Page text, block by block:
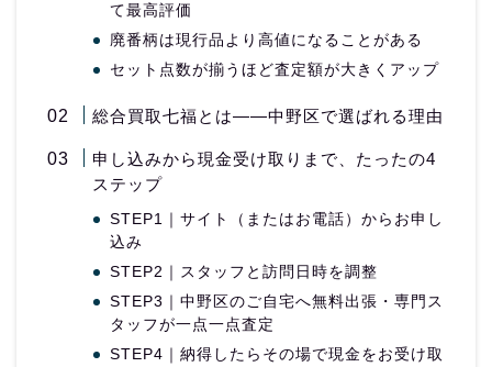
て最高評価
廃番柄は現行品より高値になることがある
セット点数が揃うほど査定額が大きくアップ
総合買取七福とは——中野区で選ばれる理由
申し込みから現金受け取りまで、たったの4
ステップ
STEP1｜サイト（またはお電話）からお申し
込み
STEP2｜スタッフと訪問日時を調整
STEP3｜中野区のご自宅へ無料出張・専門ス
タッフが一点一点査定
STEP4｜納得したらその場で現金をお受け取